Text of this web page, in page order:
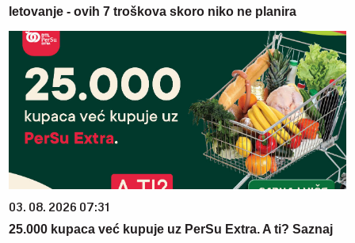
letovanje - ovih 7 troškova skoro niko ne planira
03. 08. 2026 07:31
25.000 kupaca već kupuje uz PerSu Extra. A ti? Saznaj